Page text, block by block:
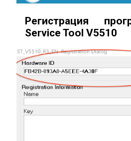
Регистрация
Service Tool V5510